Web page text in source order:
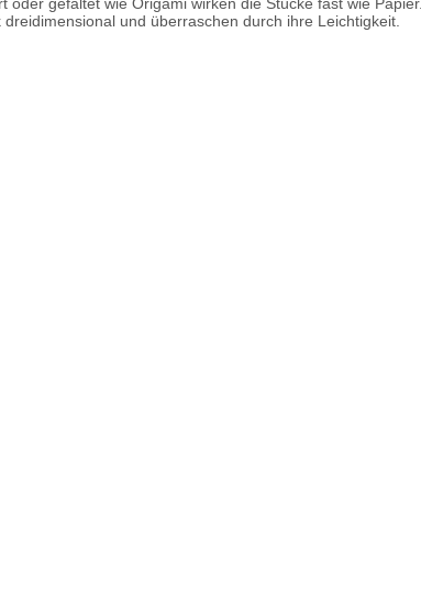
und überraschen durch ihre Leichtigkeit.